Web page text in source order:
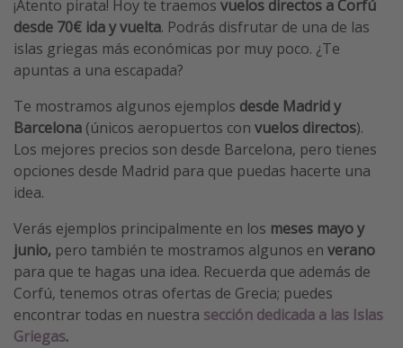
Guía de equipaje de mano
Parques de atracciones
Viaja con musicales
El Rey León el musical
Harry Potter en Londres y otros destinos
Eventos deportivos
¡Atento pirata! Hoy te traemos vuelos directos a Corfú
desde 70€ ida y vuelta. Podrás disfrutar de una de las
islas griegas más económicas por muy poco. ¿Te
apuntas a una escapada?
Te mostramos algunos ejemplos desde Madrid y
Barcelona (únicos aeropuertos con vuelos directos).
Los mejores precios son desde Barcelona, pero tienes
opciones desde Madrid para que puedas hacerte una
idea.
Verás ejemplos principalmente en los meses mayo y
junio, pero también te mostramos algunos en verano
para que te hagas una idea. Recuerda que además de
Corfú, tenemos otras ofertas de Grecia; puedes
encontrar todas en nuestra sección dedicada a las Islas
Griegas.